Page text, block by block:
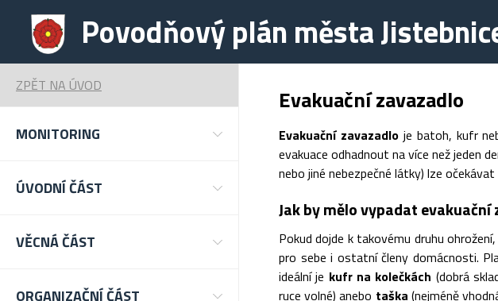
Povodňový plán města
ZPĚT NA ÚVOD
MONITORING
ÚVODNÍ ČÁST
VĚCNÁ ČÁST
ORGANIZAČNÍ ČÁST
Evakuační zavazadlo
Evakuační zavazadloje batoh, kufr
evakuace odhadnout na více než jeden
nebo jiné nebezpečné látky) lze
Jak by mělo vypadat evakuační
Pokud dojde k takovému druhu
pro sebe i ostatní členy domácnosti.
ideální je kufr na kolečkách (dobrá
ruce volné) anebo taška (nejméně